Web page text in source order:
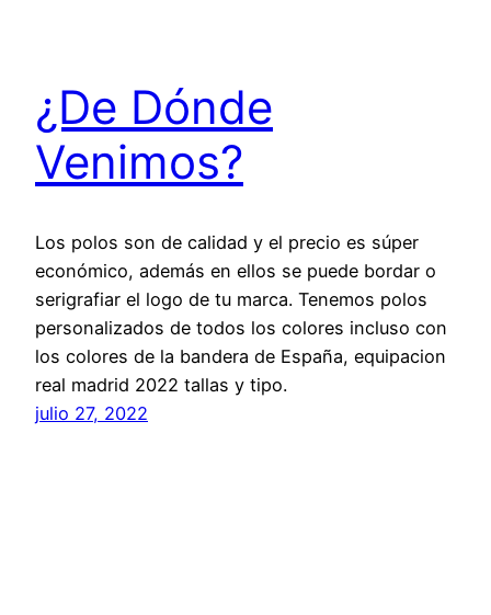
¿De Dónde
Venimos?
Los polos son de calidad y el precio es súper
económico, además en ellos se puede bordar o
serigrafiar el logo de tu marca. Tenemos polos
personalizados de todos los colores incluso con
los colores de la bandera de España, equipacion
real madrid 2022 tallas y tipo.
julio 27, 2022